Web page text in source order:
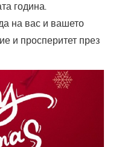
година.
на вас и вашето
и просперитет през